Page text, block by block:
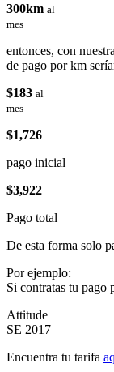
300km al
mes
entonces, con
de pago por km
$183 al
mes
$1,726
pago inicial
$3,922
Pago total
De esta forma solo
Por ejemplo:
Si contratas tu pago
Attitude
SE 2017
Encuentra tu tarifa